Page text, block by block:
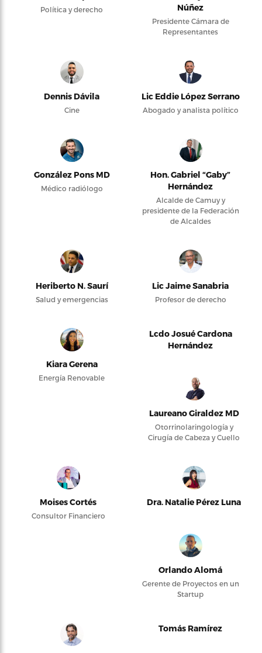
Política y derecho
Núñez
Presidente Cámara de
Representantes
Dennis Dávila
Cine
Lic Eddie López Serrano
Abogado y analista político
González Pons MD
Médico radiólogo
Hon. Gabriel “Gaby”
Hernández
Alcalde de Camuy y
presidente de la Federación
de Alcaldes
Heriberto N. Saurí
Salud y emergencias
Lic Jaime Sanabria
Profesor de derecho
Kiara Gerena
Energía Renovable
Lcdo Josué Cardona
Hernández
Laureano Giraldez MD
Otorrinolaringología y
Cirugía de Cabeza y Cuello
Moises Cortés
Consultor Financiero
Dra. Natalie Pérez Luna
Orlando Alomá
Gerente de Proyectos en un
Startup
Tomás Ramírez